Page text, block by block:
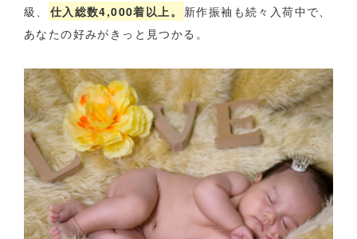
級、
仕入総数4,000着以上。
新作振袖も続々入荷中で、
あなたの好みがきっと見つかる。